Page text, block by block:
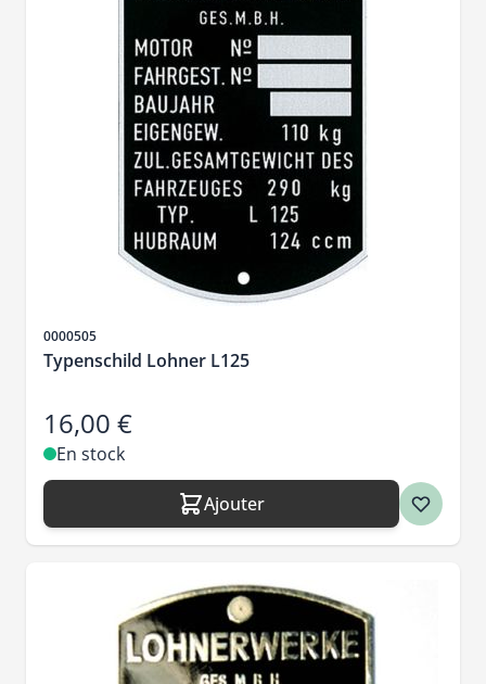
SKU
0000505
Typenschild Lohner L125
16,00 €
En stock
Ajouter